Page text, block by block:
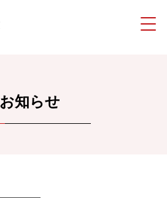
お知らせ